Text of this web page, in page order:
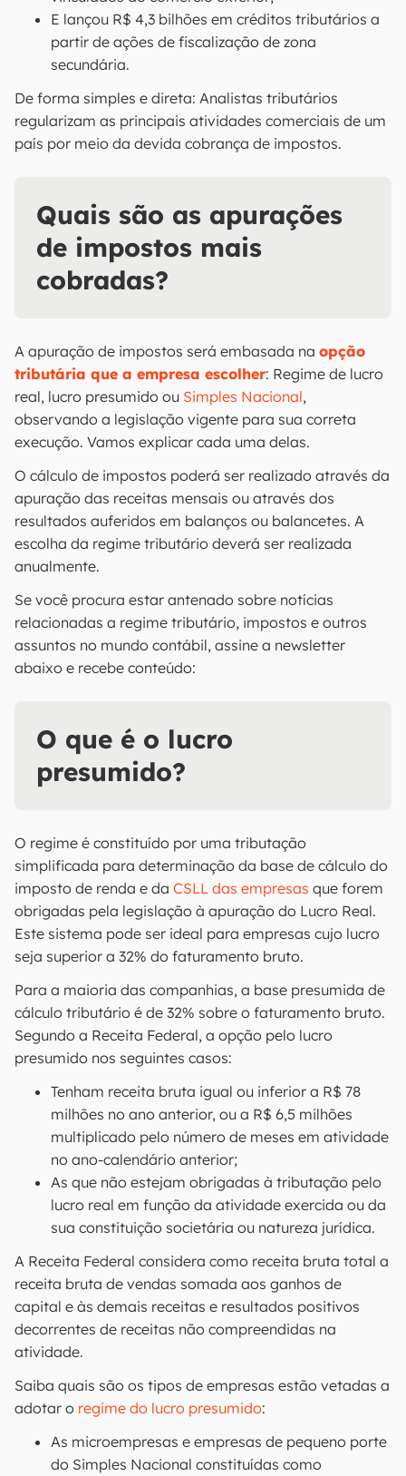
E lançou R$ 4,3 bilhões em créditos tributários a
partir de ações de fiscalização de zona
secundária.
De forma simples e direta: Analistas tributários
regularizam as principais atividades comerciais de um
país por meio da devida cobrança de impostos.
Quais são as apurações
de impostos mais
cobradas?
A apuração de impostos será embasada na opção
tributária que a empresa escolher: Regime de lucro
real, lucro presumido ou Simples Nacional,
observando a legislação vigente para sua correta
execução. Vamos explicar cada uma delas.
O cálculo de impostos poderá ser realizado através da
apuração das receitas mensais ou através dos
resultados auferidos em balanços ou balancetes. A
escolha da regime tributário deverá ser realizada
anualmente.
Se você procura estar antenado sobre notícias
relacionadas a regime tributário, impostos e outros
assuntos no mundo contábil, assine a newsletter
abaixo e recebe conteúdo:
O que é o lucro
presumido?
O regime é constituído por uma tributação
simplificada para determinação da base de cálculo do
imposto de renda e da CSLL das empresas que forem
obrigadas pela legislação à apuração do Lucro Real.
Este sistema pode ser ideal para empresas cujo lucro
seja superior a 32% do faturamento bruto.
Para a maioria das companhias, a base presumida de
cálculo tributário é de 32% sobre o faturamento bruto.
Segundo a Receita Federal, a opção pelo lucro
presumido nos seguintes casos:
Tenham receita bruta igual ou inferior a R$ 78
milhões no ano anterior, ou a R$ 6,5 milhões
multiplicado pelo número de meses em atividade
no ano-calendário anterior;
As que não estejam obrigadas à tributação pelo
lucro real em função da atividade exercida ou da
sua constituição societária ou natureza jurídica.
A Receita Federal considera como receita bruta total a
receita bruta de vendas somada aos ganhos de
capital e às demais receitas e resultados positivos
decorrentes de receitas não compreendidas na
atividade.
Saiba quais são os tipos de empresas estão vetadas a
adotar o regime do lucro presumido:
As microempresas e empresas de pequeno porte
do Simples Nacional constituídas como